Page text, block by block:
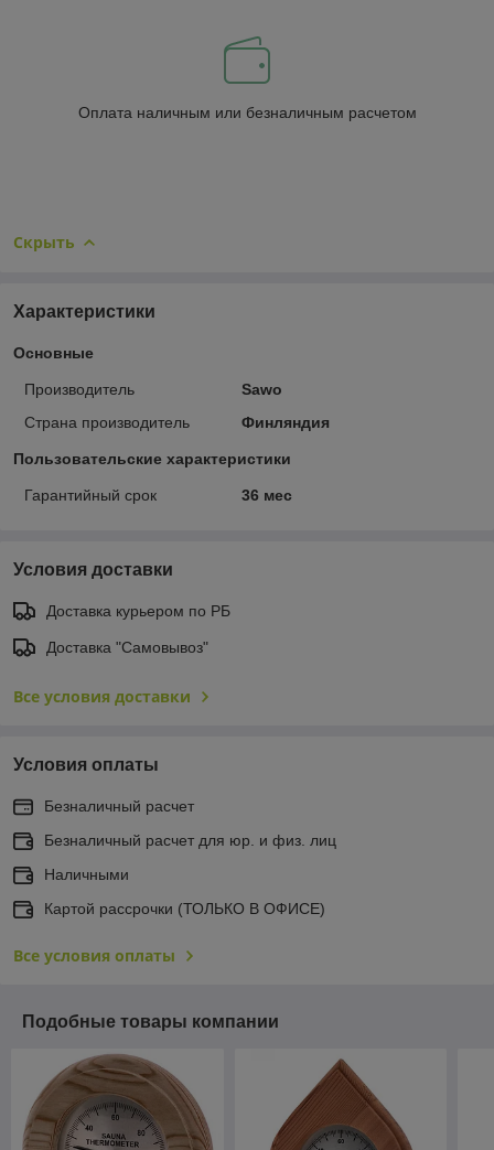
Оплата наличным или безналичным расчетом
Скрыть
Характеристики
Основные
Производитель
Sawo
Страна производитель
Финляндия
Пользовательские характеристики
Гарантийный срок 36 мес
Условия доставки
Доставка курьером по РБ
Доставка "Самовывоз"
Все условия доставки
Условия оплаты
Безналичный расчет
Безналичный расчет для юр. и физ. лиц
Наличными
Картой рассрочки (ТОЛЬКО В ОФИСЕ)
Все условия оплаты
Подобные товары компании